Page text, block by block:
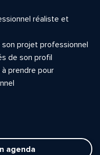
réaliste et
projet professionnel
de son profil
prendre pour
agenda